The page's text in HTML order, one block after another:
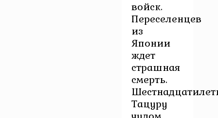
войск.
Переселенцев
из
Японии
ждет
страшная
смерть.
Тацуру